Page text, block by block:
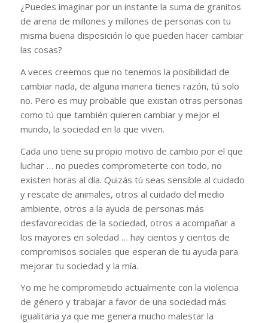
¿Puedes imaginar por un instante la suma de granitos
de arena de millones y millones de personas con tu
misma buena disposición lo que pueden hacer cambiar
las cosas?
A veces creemos que no tenemos la posibilidad de
cambiar nada, de alguna manera tienes razón, tú solo
no. Pero es muy probable que existan otras personas
como tú que también quieren cambiar y mejor el
mundo, la sociedad en la que viven.
Cada uno tiene su propio motivo de cambio por el que
luchar … no puedes comprometerte con todo, no
existen horas al día. Quizás tú seas sensible al cuidado
y rescate de animales, otros al cuidado del medio
ambiente, otros a la ayuda de personas más
desfavorecidas de la sociedad, otros a acompañar a
los mayores en soledad … hay cientos y cientos de
compromisos sociales que esperan de tu ayuda para
mejorar tu sociedad y la mía.
Yo me he comprometido actualmente con la violencia
de género y trabajar a favor de una sociedad más
igualitaria ya que me genera mucho malestar la